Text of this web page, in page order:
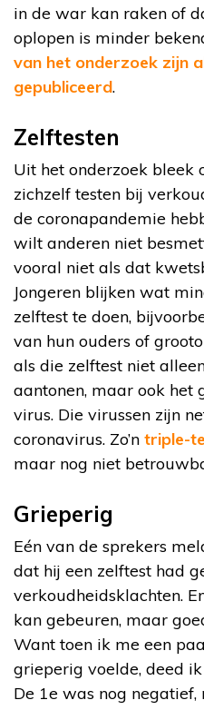
in de war kan raken of
oplopen is minder
van het onderzoek zijn
gepubliceerd.
Zelftesten
Uit het onderzoek bleek
zichzelf testen bij
de coronapandemie
wilt anderen niet
vooral niet als dat
Jongeren blijken wat
zelftest te doen,
van hun ouders of
als die zelftest niet
aantonen, maar ook het
virus. Die virussen zijn
coronavirus. Zo’n triple-
maar nog niet
Grieperig
Eén van de sprekers
dat hij een zelftest had
verkoudheidsklachten.
kan gebeuren, maar
Want toen ik me een
grieperig voelde, deed
De 1e was nog